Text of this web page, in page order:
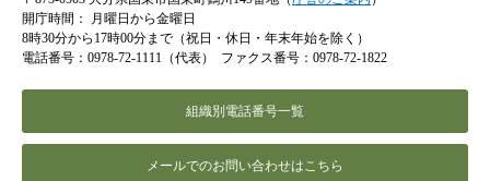
開庁時間：
月曜日から金曜日
8時30分から17時00分まで（祝日・休日・年末年始を除く）
電話番号：0978-72-1111（代表）
ファクス番号：0978-72-1822
組織別電話番号一覧
メールでのお問い合わせはこちら